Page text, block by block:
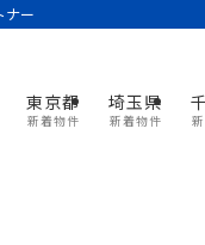
ナー
東京都
新着物件
埼玉県
新着物件